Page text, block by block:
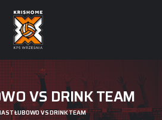
VS DRINK TEAM
ŁUBOWO VS DRINK TEAM